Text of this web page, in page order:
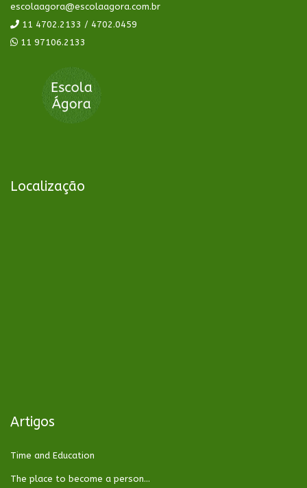
escolaagora@escolaagora.com.br
11 4702.2133 / 4702.0459
11 97106.2133
Localização
Artigos
Time and Education
The place to become a person…